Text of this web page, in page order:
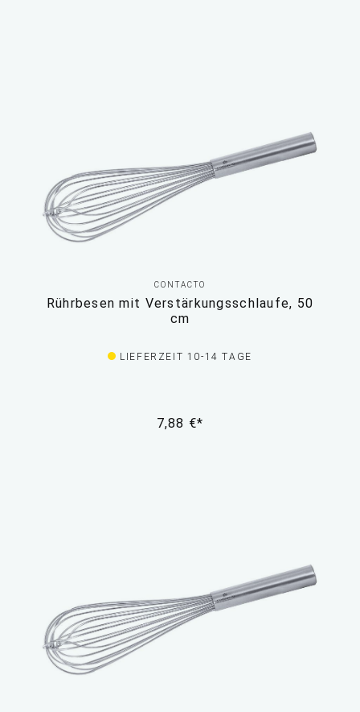
CONTACTO
Rührbesen mit Verstärkungsschlaufe, 50
cm
LIEFERZEIT 10-14 TAGE
7,88 €*